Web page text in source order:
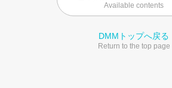
Available contents
DMMトップへ戻る
Return to the top page